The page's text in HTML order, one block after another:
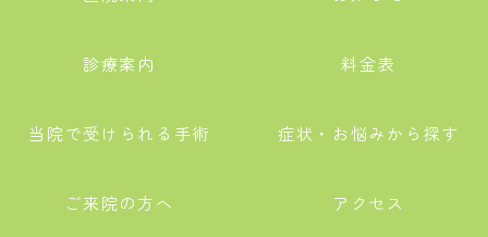
診療案内 料金表
当院で受けられる手術 症状・お悩みから探す
ご来院の方へ アクセス